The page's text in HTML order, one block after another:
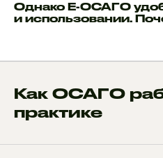
Однако Е-ОСАГО
и использовании.
Как ОСАГО
практике